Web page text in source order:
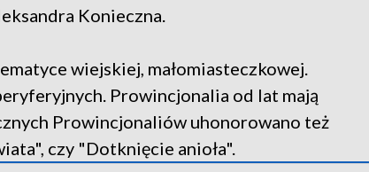
Konieczna.
wiejskiej, małomiasteczkowej.
Prowincjonalia od lat mają
Prowincjonaliów uhonorowano też
czy "Dotknięcie anioła".